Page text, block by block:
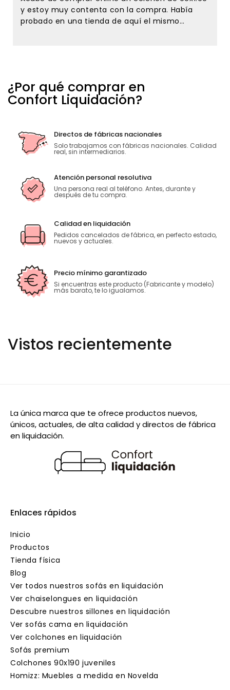
y estoy muy contenta con la compra. Había
probado en una tienda de aquí el mismo
recibida . Tanto Javier como Ana desde el
primer momento han sido muy amables y
recomendar. El que una empresa siga adelante
no solo depende de los precios sino de la gente
que la atiende. Muchas gracias.
¿Por qué comprar en
Confort Liquidación?
Directos de fábricas nacionales
Solo trabajamos con fábricas nacionales. Calidad
real, sin intermediarios.
Atención personal resolutiva
Una persona real al teléfono. Antes, durante y
después de tu compra.
Calidad en liquidación
Pedidos cancelados de fábrica, en perfecto estado,
nuevos y actuales.
Precio mínimo garantizado
Si encuentras este producto (Fabricante y modelo)
más barato, te lo igualamos.
Vistos recientemente
La única marca que te ofrece productos nuevos,
únicos, actuales, de alta calidad y directos de fábrica
en liquidación.
Enlaces rápidos
Inicio
Productos
Tienda física
Blog
Ver todos nuestros sofás en liquidación
Ver chaiselongues en liquidación
Descubre nuestros sillones en liquidación
Ver sofás cama en liquidación
Ver colchones en liquidación
Sofás premium
Colchones 90x190 juveniles
Homizz: Muebles a medida en Novelda